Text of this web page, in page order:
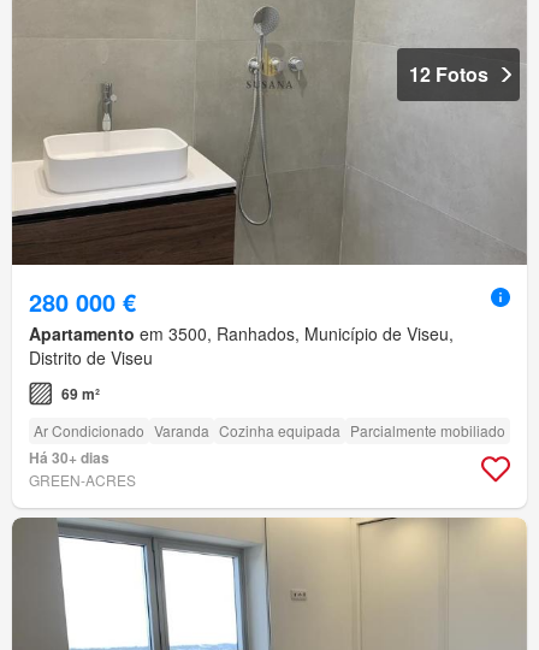
12 Fotos
280 000 €
Apartamento em 3500, Ranhados, Município de Viseu,
Distrito de Viseu
69 m²
Ar Condicionado Varanda Cozinha equipada Parcialmente mobiliado
Há 30+ dias
GREEN-ACRES